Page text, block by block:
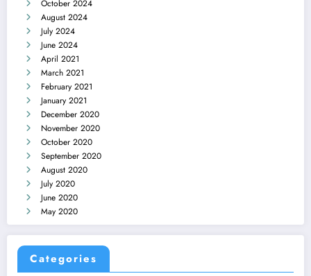
October 2024
August 2024
July 2024
June 2024
April 2021
March 2021
February 2021
January 2021
December 2020
November 2020
October 2020
September 2020
August 2020
July 2020
June 2020
May 2020
Categories